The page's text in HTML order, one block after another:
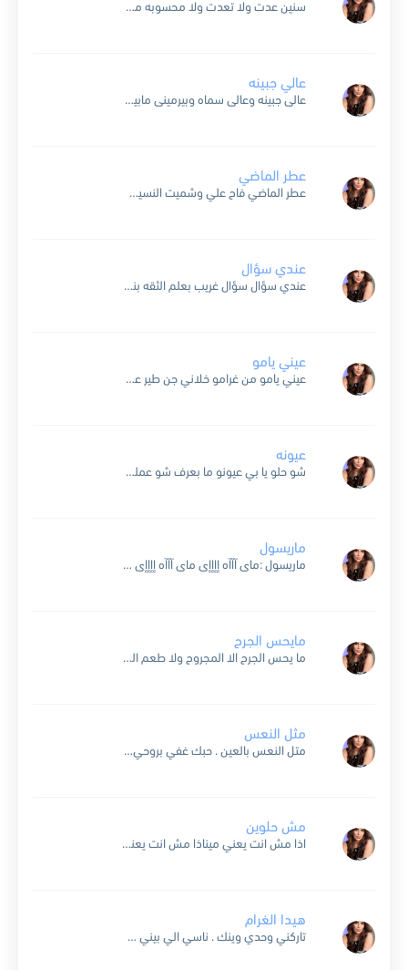
سنين عدت ولا تعدت ولا محسوبه من عمري لكن وياك في حضن هواك لقيت سنين عمري يا عمري صوره الحب الجميله الي في بالي رسمتها لقيتها في كل ليله وياك...
عالي جبينه
عالى جبينه وعالى سماه وبيرمينى مابينرمى لا بالحكى ولا بالومى حبه هادد حيلى بيمشى ويا ارض اشتدى كل ما يمرق من حدى ولما نظرته يا ويلى يا ويل عالى جبينه...
عطر الماضي
عطر الماضي فاح علي وشميت النسيم رجع حتى يواعي في هالجرح القديم شفت عيونه وقفوا بدربي ودمعتهن قالت مش ذمبي خليني وقرب يا قلبي المسامح كريم عم يحكيني بدمعه عينه...
عندي سؤال
عندي سؤال سؤال غريب بعلم الثقه بنلتقي وننسى اللي صار لو بعدو طال يبقى الحبيب نظره عيونو بينتهي هات القرار يا قلبي انسى اللي مضى ادي الهنا بسمه رضى في...
عيني يامو
عيني يامو من غرامو خلاني جن طير عقلي قليبي خلا دقاتو تزيد لامو لامو عليا يامو قالولي جن اتقيد ناري والنا تزيد ياليل انا ليلي طويل وانا بدي قليل وحبيب الروح على قلبي بخيل ياليل ياما...
عيونه
شو حلو يا بي عيونو ما بعرف شو عملو في خياله تخيل على جفونو عجبينو سيوف محميه حبيتو يا بي جنون وصحابي اشتلقو علي سالو عنو مين بيكون رد الدمع...
ماريسول
ماريسول :ماى آآآه إإإإى ماى آآآه إإإإى ماى آآآه إإإإى ماى آآآه إإإإى ماى آآآه إإإإى ماى آآآه إإإإى ماى آآآه إإإإى ماى آآآه إإإإى ماى آآآه إإإإى آآآه إإإإإى...
مايحس الجرح
ما يحس الجرح الا المجروح ولا طعم الجرح الا المجروح وانت ولا دقت طعم الجرح فيوم ولا تعرف ايه معني الحرمان حابب يا حبيبي والوم على مين على قلب ناسيني بايعني سنين مش لاقية كلام عليك...
مثل النعس
متل النعس بالعين . حبك غفي بروحي و ع دقة القلبين تندهلك جروحي دخلك تعا وخليك حدي تا افرح فيك بعيني انا بخبيك وبتحرسك روحي انت حلم الكان عايش بأفكاري...
مش حلوين
اذا مش انت يعني ميناذا مش انت يعني مين قادر يشغل قلبي سنينوحياة العمر الي بايدك ما عندي لغيرك حنيناذا مش انت يعني مين قادر يشغل قلبي سنينوحياة العمر الي...
هيدا الغرام
تاركني وحدي وينك . ناسي الي بيني وبينك شوقي لنظرة عينك حارمني الهنا حبيبي الي بقلبي خبيتو من النسمة الخجولة داريتو تركني وحياتي انا عطيتو .. هيدا الغرام حبيبي الي...